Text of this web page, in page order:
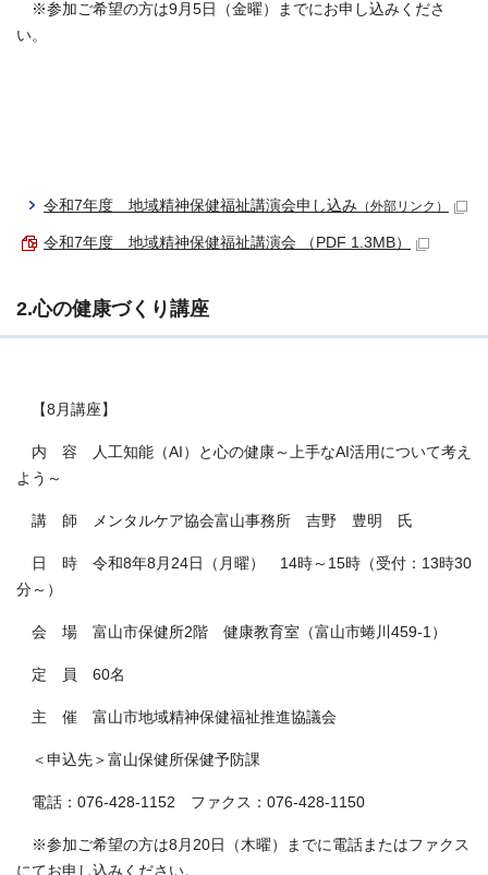
※参加ご希望の方は9月5日（金曜）までにお申し込みくださ
い。
令和7年度 地域精神保健福祉講演会申し込み （外部リンク）
令和7年度 地域精神保健福祉講演会 （PDF 1.3MB）
2.心の健康づくり講座
【8月講座】
内 容 人工知能（AI）と心の健康～上手なAI活用について考え
よう～
講 師 メンタルケア協会富山事務所 吉野 豊明 氏
日 時 令和8年8月24日（月曜） 14時～15時（受付：13時30
分～）
会 場 富山市保健所2階 健康教育室（富山市蜷川459-1）
定 員 60名
主 催 富山市地域精神保健福祉推進協議会
＜申込先＞富山保健所保健予防課
電話：076-428-1152 ファクス：076-428-1150
※参加ご希望の方は8月20日（木曜）までに電話またはファクス
にてお申し込みください。